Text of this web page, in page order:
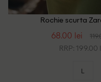
Rochie scurta
68.00 lei
RRP: 199.00
L